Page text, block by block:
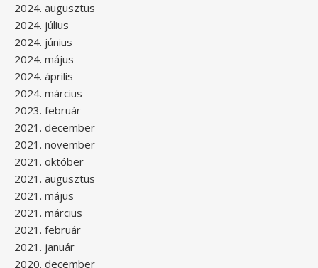
2024. augusztus
2024. július
2024. június
2024. május
2024. április
2024. március
2023. február
2021. december
2021. november
2021. október
2021. augusztus
2021. május
2021. március
2021. február
2021. január
2020. december